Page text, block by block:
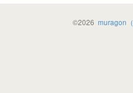
©2026 muragon